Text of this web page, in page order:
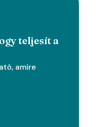
teljesít a
amire